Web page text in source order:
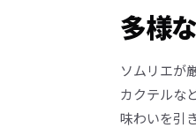
多様
ソムリエが
カクテルな
味わいを引